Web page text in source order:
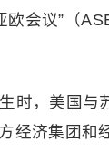
会议”（
时，美国与
经济集团和